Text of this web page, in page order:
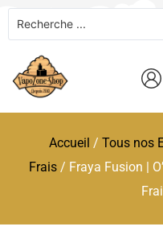
Accueil / Tous nos
Frais / Fraya Fusion |